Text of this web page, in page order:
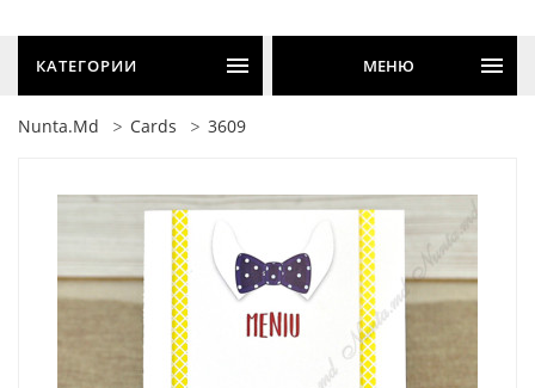
КАТЕГОРИИ МЕНЮ
Nunta.md Cards 3609